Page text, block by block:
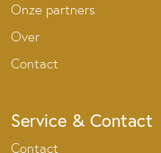
Onze partners
Over
Contact
Service & Contact
Contact